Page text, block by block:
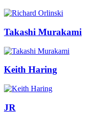
Takashi Murakami
Keith Haring
JR